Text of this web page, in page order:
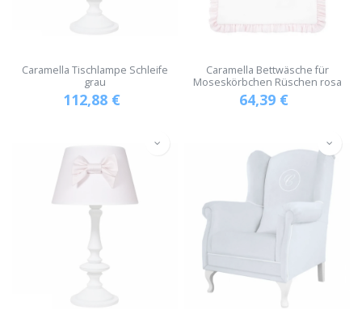
Caramella Tischlampe Schleife
grau
112,88 €
Caramella Bettwäsche für
Moseskörbchen Rüschen rosa
64,39 €